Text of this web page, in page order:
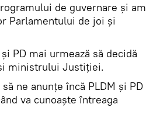
de guvernare şi am
Parlamentului de joi şi
PD mai urmează să decidă
ministrului Justiţiei.
ne anunţe încă PLDM şi PD
va cunoaşte întreaga